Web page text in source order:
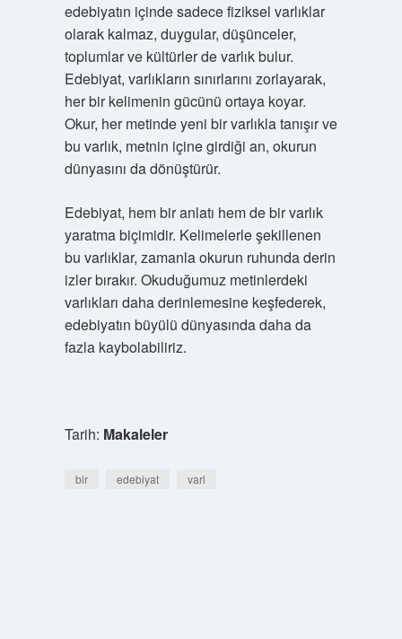
edebiyatın içinde sadece fiziksel varlıklar
olarak kalmaz, duygular, düşünceler,
toplumlar ve kültürler de varlık bulur.
Edebiyat, varlıkların sınırlarını zorlayarak,
her bir kelimenin gücünü ortaya koyar.
Okur, her metinde yeni bir varlıkla tanışır ve
bu varlık, metnin içine girdiği an, okurun
dünyasını da dönüştürür.
Edebiyat, hem bir anlatı hem de bir varlık
yaratma biçimidir. Kelimelerle şekillenen
bu varlıklar, zamanla okurun ruhunda derin
izler bırakır. Okuduğumuz metinlerdeki
varlıkları daha derinlemesine keşfederek,
edebiyatın büyülü dünyasında daha da
fazla kaybolabiliriz.
Tarih: Makaleler
bir edebiyat varl